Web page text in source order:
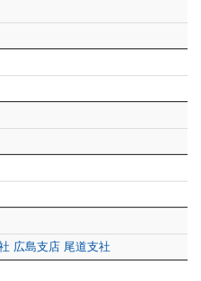
広島支店 尾道支社